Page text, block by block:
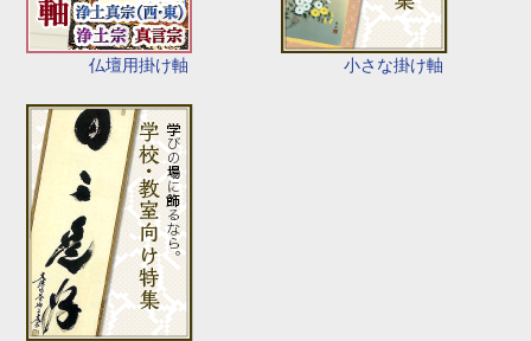
仏壇用掛け軸 小さな掛け軸